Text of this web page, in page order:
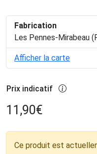
Fabrication
Les Pennes-Mirabeau
Afficher la carte
Prix indicatif
11,90€
Ce produit est